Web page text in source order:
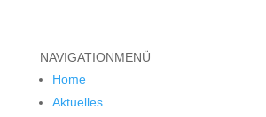
NAVIGATIONMENÜ
Home
Aktuelles